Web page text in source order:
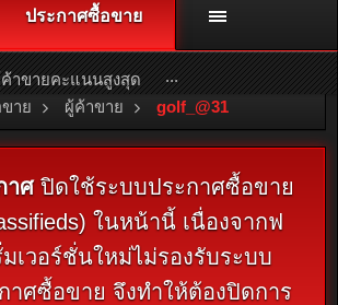
หรือโทร. 081-811-1138
านรายละเอียดเพิ่มเติม คลิกที่นี่
าย ผู้ค้าขาย golf_@31
าศปิดใช้ระบบประกาศซื้อขาย
ในหน้านี้ เนื่องจากฟ
มเวอร์ชั่นใหม่ไม่รองรับระบบ
าศซื้อขาย จึงทำให้ต้องปิดการ
ประกาศซื้อขาย
าขายคะแนนสูงสุด ...